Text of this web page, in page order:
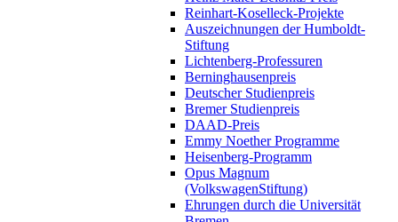
Reinhart-Koselleck-Projekte
Auszeichnungen der Humboldt-
Stiftung
Lichtenberg-Professuren
Berninghausenpreis
Deutscher Studienpreis
Bremer Studienpreis
DAAD-Preis
Emmy Noether Programme
Heisenberg-Programm
Opus Magnum
(VolkswagenStiftung)
Ehrungen durch die Universität